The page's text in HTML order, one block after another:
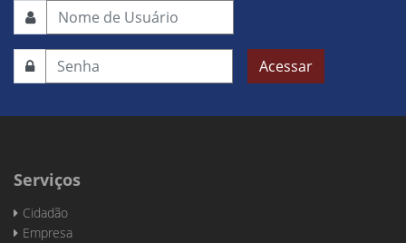
Acessar
Serviços
Cidadão
Empresa